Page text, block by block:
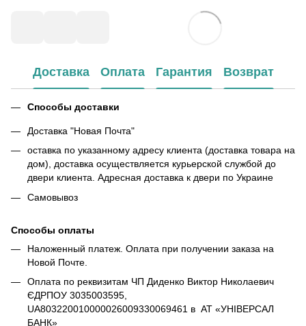
Доставка Оплата Гарантия Возврат
Способы доставки
Доставка "Новая Почта"
оставка по указанному адресу клиента (доставка товара на
дом), доставка осуществляется курьерской службой до
двери клиента. Адресная доставка к двери по Украине
Самовывоз
Способы оплаты
Наложенный платеж. Оплата при получении заказа на
Новой Почте.
Оплата по реквизитам ЧП Диденко Виктор Николаевич
ЄДРПОУ 3035003595,
UA803220010000026009330069461 в АТ «УНІВЕРСАЛ
БАНК»